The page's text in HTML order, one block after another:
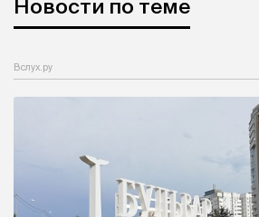
Новости по теме
Вслух.ру